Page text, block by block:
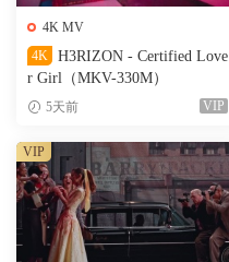
4K MV
4K
H3RIZON - Certified Love
r Girl（MKV-330M）
5天前 VIP
VIP